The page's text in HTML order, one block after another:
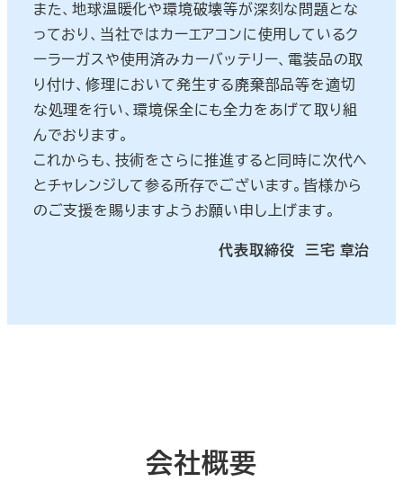
また、地球温暖化や環境破壊等が深刻な問題とな
っており、当社ではカーエアコンに使用しているク
ーラーガスや使用済みカーバッテリー、電装品の取
り付け、修理において発生する廃棄部品等を適切
な処理を行い、環境保全にも全力をあげて取り組
んでおります。
これからも、技術をさらに推進すると同時に次代へ
とチャレンジして参る所存でございます。皆様から
のご支援を賜りますようお願い申し上げます。
代表取締役 三宅 章治
会社概要